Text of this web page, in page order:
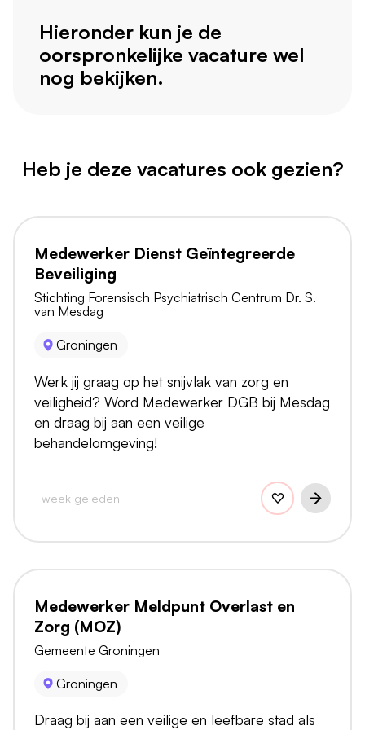
Hieronder kun je de
oorspronkelijke vacature wel
nog bekijken.
Heb je deze vacatures ook gezien?
Medewerker Dienst Geïntegreerde
Beveiliging
Stichting Forensisch Psychiatrisch Centrum Dr. S.
van Mesdag
Groningen
Werk jij graag op het snijvlak van zorg en
veiligheid? Word Medewerker DGB bij Mesdag
en draag bij aan een veilige
behandelomgeving!
1 week geleden
Medewerker Meldpunt Overlast en
Zorg (MOZ)
Gemeente Groningen
Groningen
Draag bij aan een veilige en leefbare stad als